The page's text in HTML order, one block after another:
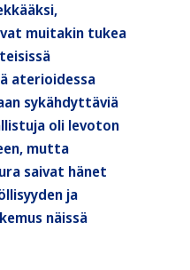
muitakin tukea
aterioidessa
sykähdyttäviä
oli levoton
mutta
saivat hänet
ja
näissä